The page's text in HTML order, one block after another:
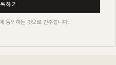
하기
동의하는 것으로 간주합니다.